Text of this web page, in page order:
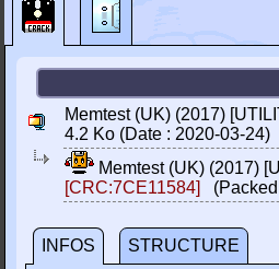
Memtest (UK) (2017)
4.2 Ko (Date : 2020-03-24)
Memtest (UK) (2017)
[CRC:7CE11584]
(Packed
INFOS
STRUCTURE